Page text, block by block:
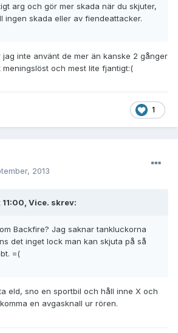
arg och gör mer skada när du skjuter,
ingen skada eller av fiendeattacker.
jag inte använt de mer än kanske 2 gånger
och mest lite fjantigt:(
1
2013
Vice. skrev:
Backfire? Jag saknar tankluckorna
det inget lock man kan skjuta på så
=(
eld, sno en sportbil och håll inne X och
en avgasknall ur rören.